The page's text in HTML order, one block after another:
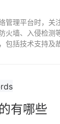
管理平台时，关
火墙、入侵检测
包括技术支持及
有哪些